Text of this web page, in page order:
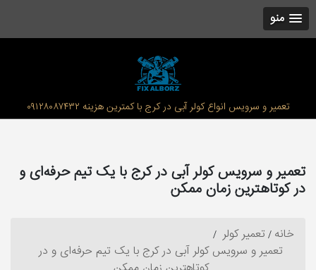
منو
تعمیر و سرویس انواع کولر آبی در کرج با کمترین هزینه ۰۹۱۲۸۰۸۷۴۳۲
تعمیر و سرویس کولر آبی در کرج با یک تیم حرفه‌ای و
در کوتاهترین زمان ممکن
خانه تعمیر کولر
تعمیر و سرویس کولر آبی در کرج با یک تیم حرفه‌ای و در